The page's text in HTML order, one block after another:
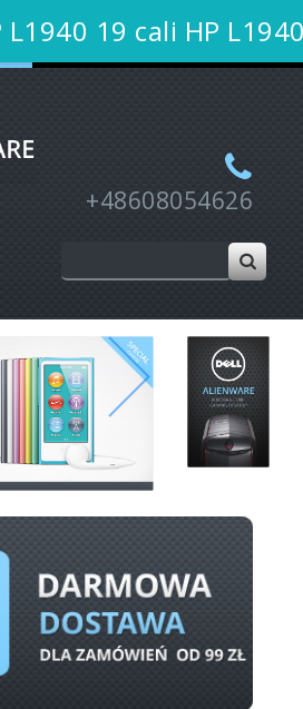
Rejestracja Moje konto
+48608054626
L1940 19 cali HP